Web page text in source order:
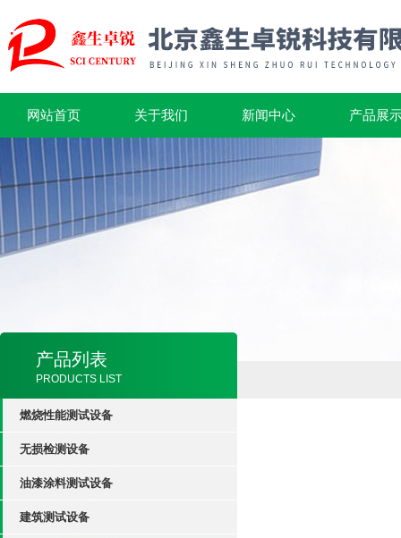
网站首页 关于我们 新闻中心 产品展
产品列表
PRODUCTS LIST
燃烧性能测试设备
无损检测设备
油漆涂料测试设备
建筑测试设备